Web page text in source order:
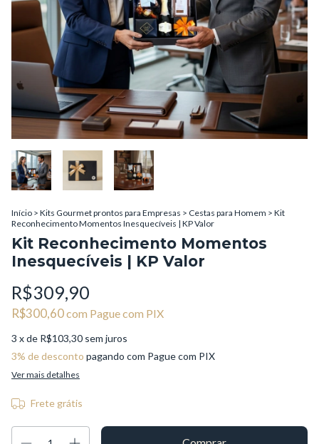
Início > Kits Gourmet prontos para Empresas > Cestas para Homem > Kit
Reconhecimento Momentos Inesquecíveis | KP Valor
Kit Reconhecimento Momentos
Inesquecíveis | KP Valor
R$309,90
R$300,60com Pague com PIX
3 x de R$103,30 sem juros
3% de desconto pagando com Pague com PIX
Ver mais detalhes
Frete grátis